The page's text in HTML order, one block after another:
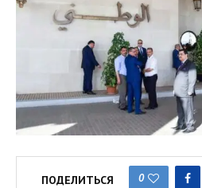
ПОДЕЛИТЬСЯ 0